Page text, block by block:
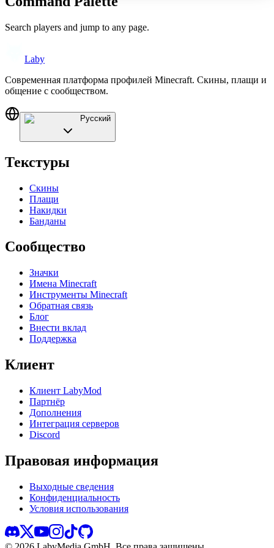
Search players and jump to any page.
Laby
Современная платформа профилей Minecraft. Скины, плащи и
общение с сообществом.
Русский
Текстуры
Скины
Плащи
Накидки
Банданы
Сообщество
Значки
Имена Minecraft
Инструменты Minecraft
Обратная связь
Блог
Внести вклад
Поддержка
Клиент
Клиент LabyMod
Партнёр
Дополнения
Интеграция серверов
Discord
Правовая информация
Выходные сведения
Конфиденциальность
Условия использования